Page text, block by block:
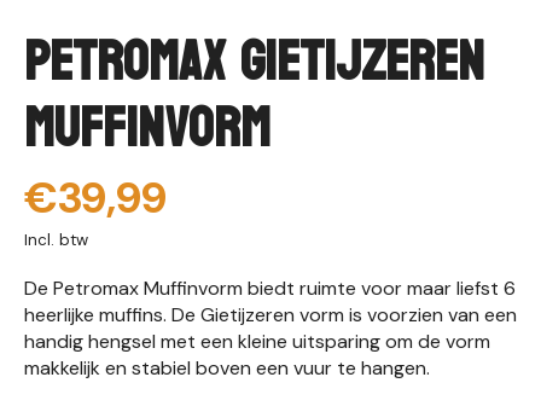
Petromax Gietijzeren
Muffinvorm
€39,99
Incl. btw
De Petromax Muffinvorm biedt ruimte voor maar liefst 6
heerlijke muffins. De Gietijzeren vorm is voorzien van een
handig hengsel met een kleine uitsparing om de vorm
makkelijk en stabiel boven een vuur te hangen.